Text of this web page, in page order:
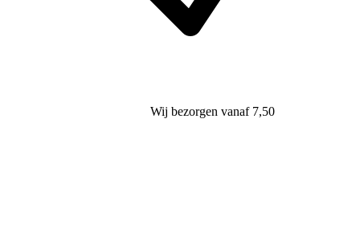
Wij bezorgen vanaf 7,50